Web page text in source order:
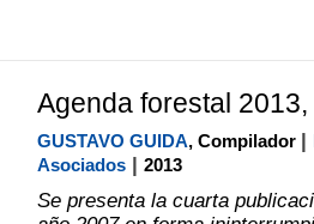
Agenda forestal
GUSTAVO GUIDA, Compilador |
Asociados| 2013
Se presenta la cuarta